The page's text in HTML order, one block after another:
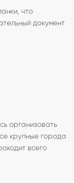
что
документ
организовать
крупные города
всего